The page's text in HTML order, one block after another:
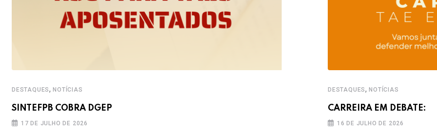
DESTAQUES,NOTÍCIAS
SINTEFPB COBRA DGEP
17 DE JULHO DE 2026
DESTAQUES,NOTÍCIAS
CARREIRA EM DEBATE:
16 DE JULHO DE 2026